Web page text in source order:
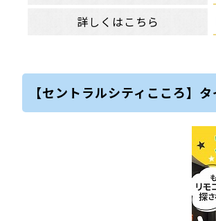
詳しくはこちら
【セントラルシティこころ】